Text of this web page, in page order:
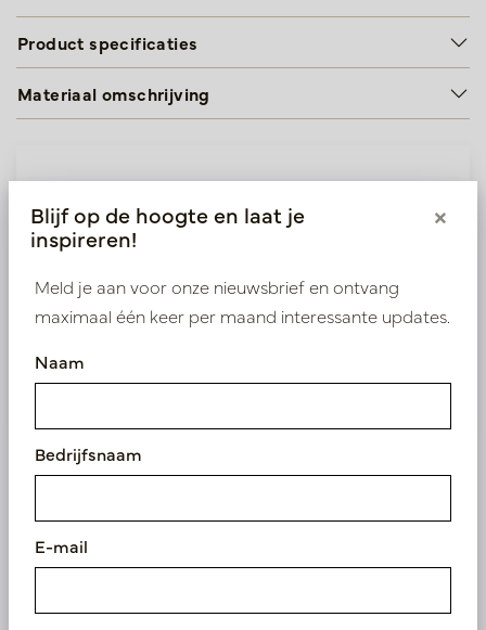
Product specificaties
Materiaal omschrijving
Wij leveren enkel B2B
Log in als zakelijke klant om direct toegang te
krijgen tot onze exclusieve prijzen.
Bestaande klant? Log hier in
Nieuw? Registreer hier
Vergelijkbare
producten
Blijf op de hoogte en laat je
inspireren!
×
Meld je aan voor onze nieuwsbrief en ontvang
maximaal één keer per maand interessante updates.
Naam
Bedrijfsnaam
E-mail